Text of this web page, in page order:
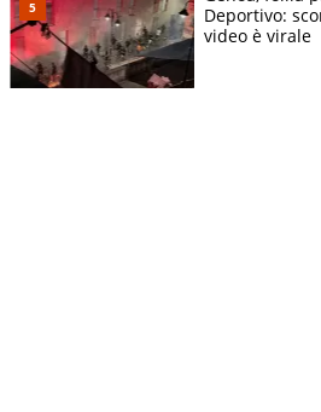
Deportivo:
video è virale